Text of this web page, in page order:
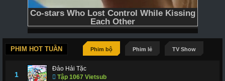
PHIM HOT TUẦN Phim bộ Phim lẻ TV Show
1
Đảo Hải Tặc
Tập 1067 Vietsub